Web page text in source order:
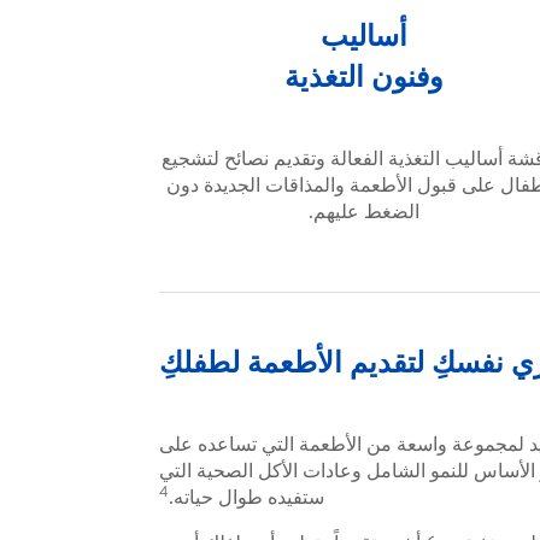
أساليب
وفنون التغذية
أساليب التغذية الفعالة وتقديم نصائح لتشجيع
على قبول الأطعمة والمذاقات الجديدة دون
الضغط عليهم.
نفسكِ لتقديم الأطعمة لطفلكِ
لمجموعة واسعة من الأطعمة التي تساعده على
للنمو الشامل وعادات الأكل الصحية التي
ستفيده طوال حياته.4